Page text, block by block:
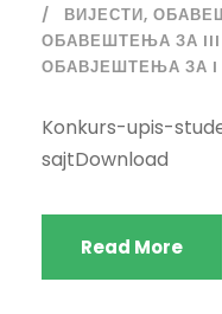
ВИЈЕСТИ,
ОБАВЕШТЕЊА ЗА III
ОБАВЈЕШТЕЊА ЗА I
Konkurs-upis-
sajtDownload
Read More